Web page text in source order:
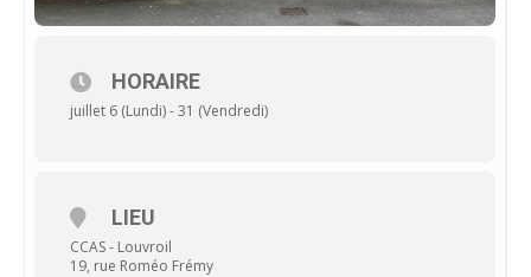
HORAIRE
juillet 6 (Lundi) - 31 (Vendredi)
LIEU
CCAS - Louvroil
19, rue Roméo Frémy